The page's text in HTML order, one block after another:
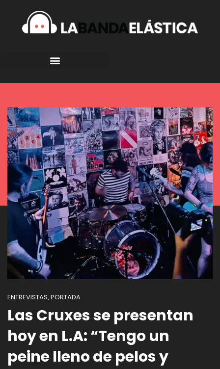
ENTREVISTAS, PORTADA
Las Cruxes se presentan
hoy en L.A: “Tengo un
peine lleno de pelos y